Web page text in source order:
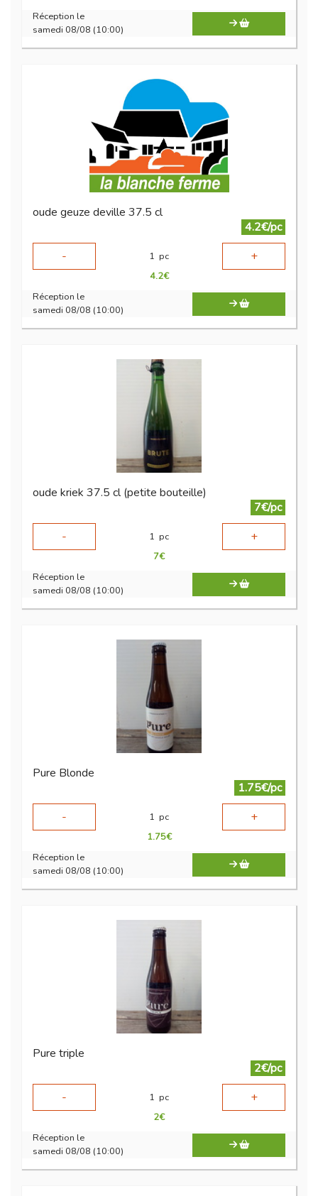
Réception le
samedi 08/08 (10:00)
oude geuze deville 37.5 cl
4.2€/pc
-
1 pc +
4.2€
Réception le
samedi 08/08 (10:00)
oude kriek 37.5 cl (petite bouteille)
7€/pc
-
1 pc +
7€
Réception le
samedi 08/08 (10:00)
Pure Blonde
1.75€/pc
-
1 pc +
1.75€
Réception le
samedi 08/08 (10:00)
Pure triple
2€/pc
-
1 pc +
2€
Réception le
samedi 08/08 (10:00)